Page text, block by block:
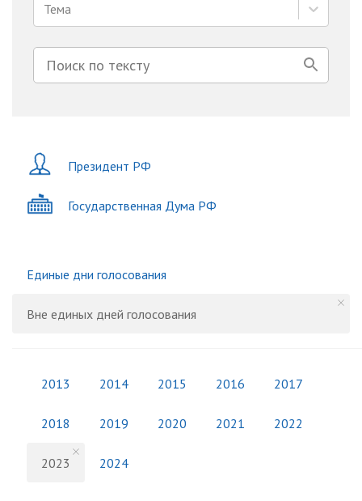
Тема
Президент РФ
Государственная Дума РФ
Единые дни голосования
Вне единых дней голосования
2013 2014 2015 2016 2017
2018 2019 2020 2021 2022
2023 2024